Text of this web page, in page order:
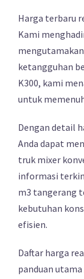
Harga terbaru
Kami
ketangguhan
K300, kami
untuk
Dengan detail
Anda dapat
truk mixer
informasi
m3 tangerang
kebutuhan
efisien.
Daftar harga
panduan